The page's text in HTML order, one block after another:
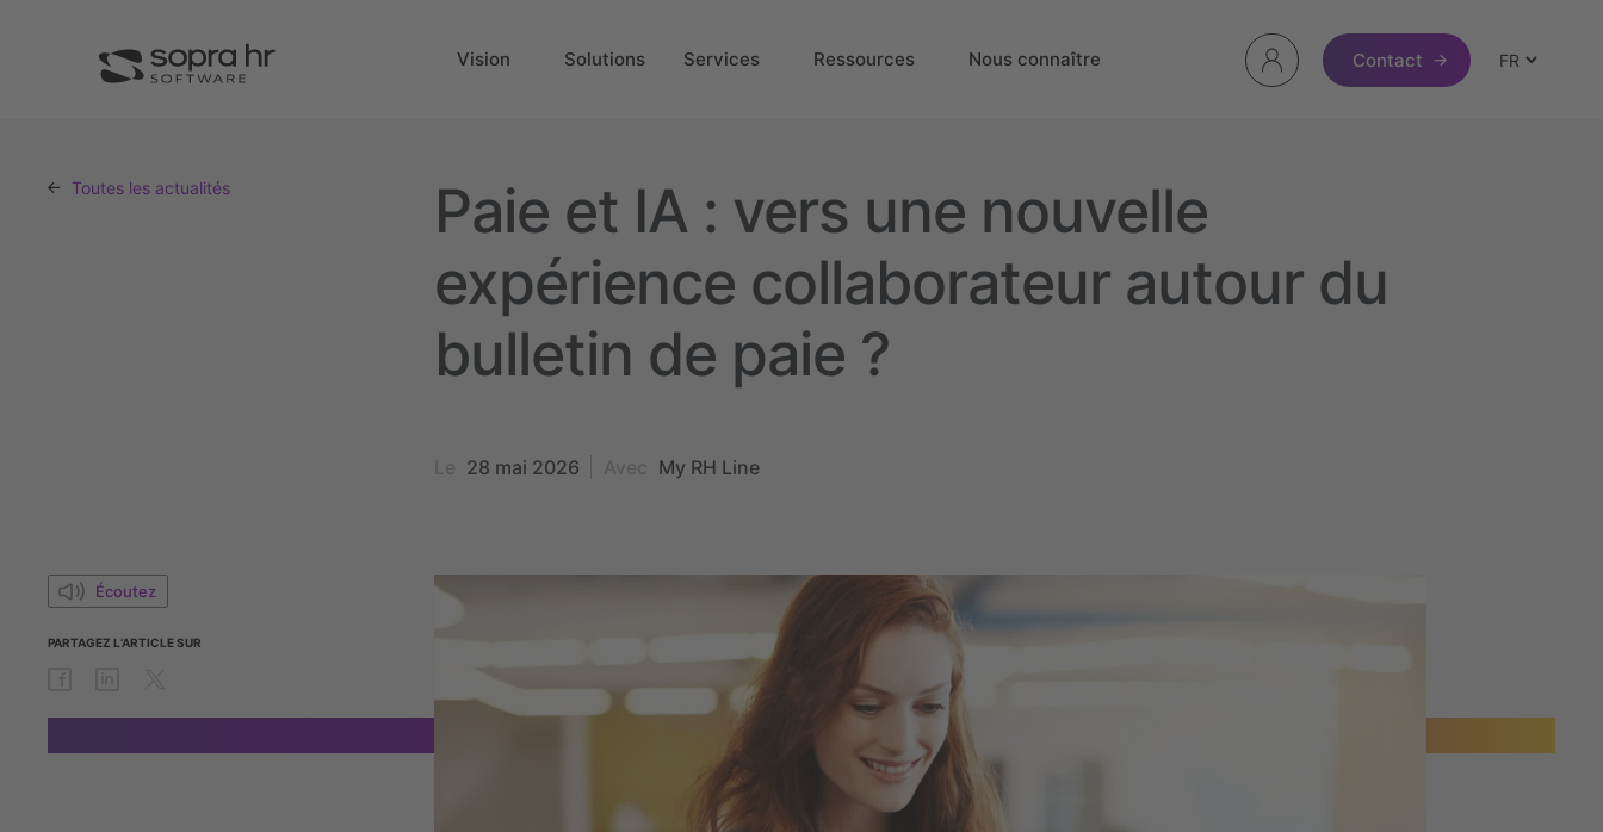
Vision Solutions Services Ressources Nous connaître Contact
Toutes les actualités
Paie et IA : vers une nouvelle
expérience collaborateur autour du
bulletin de paie ?
28 mai 2026 My RH Line
Écoutez
PARTAGEZ L’ARTICLESUR